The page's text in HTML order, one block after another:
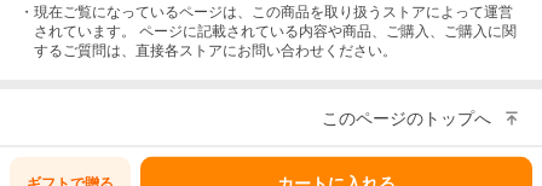
・現在ご覧になっているページは、この商品を取り扱うストアによって運営
されています。 ページに記載されている内容や商品、ご購入 、ご購入に関
するご質問は、直接各ストアにお問い合わせください。
このページのトップへ